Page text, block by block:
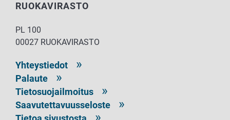
RUOKAVIRASTO
PL 100
00027 RUOKAVIRASTO
Yhteystiedot
Palaute
Tietosuojailmoitus
Saavutettavuusseloste